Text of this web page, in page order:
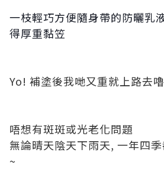
一枝輕巧方便隨身帶的防曬乳
得厚重黏笠
Yo! 補塗後我哋又重就上路去
唔想有斑斑或光老化問題
無論晴天陰天下雨天, 一年四
~